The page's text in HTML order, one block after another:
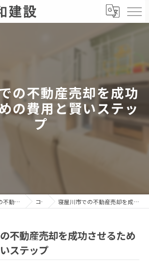
の不動産売却を成功
の費用と賢いステッ
プ
大阪府寝屋川市の不動産売却なら株式会社愛和建設 コラム 寝屋川市での不動産売却を成功させるための費用と賢いステップ
不動産売却を成功させるため
ステップ